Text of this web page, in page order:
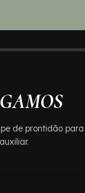
de prontidão para